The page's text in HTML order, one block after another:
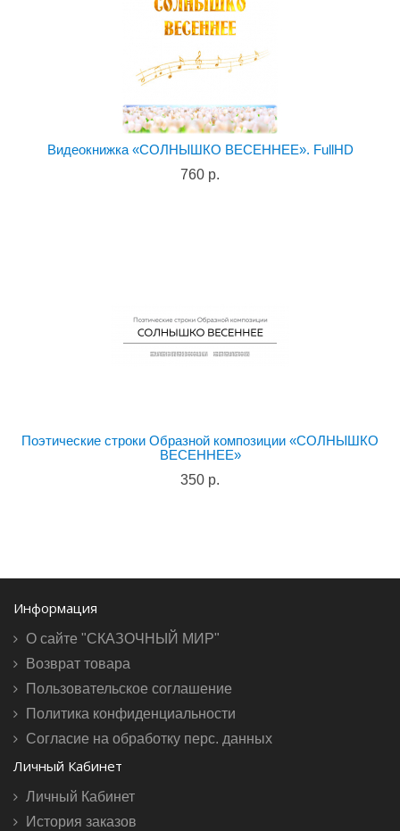
Видеокнижка «СОЛНЫШКО ВЕСЕННЕЕ». FullHD
760 р.
Поэтические строки Образной композиции «СОЛНЫШКО
ВЕСЕННЕЕ»
350 р.
Информация
О сайте "СКАЗОЧНЫЙ МИР"
Возврат товара
Пользовательское соглашение
Политика конфиденциальности
Согласие на обработку перс. данных
Личный Кабинет
Личный Кабинет
История заказов